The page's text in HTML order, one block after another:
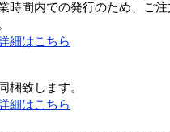
時間内での発行のため、ご
細はこちら
梱致します。
細はこちら